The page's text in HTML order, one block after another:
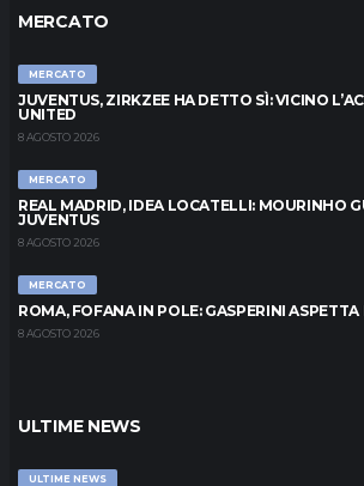
MERCATO
MERCATO
JUVENTUS, ZIRKZEE HA DETTO SÌ: VICINO
UNITED
8 AGOSTO 2026
MERCATO
REAL MADRID, IDEA LOCATELLI: MOURINHO
JUVENTUS
8 AGOSTO 2026
MERCATO
ROMA, FOFANA IN POLE: GASPERINI ASPETTA
8 AGOSTO 2026
ULTIME NEWS
ULTIME NEWS